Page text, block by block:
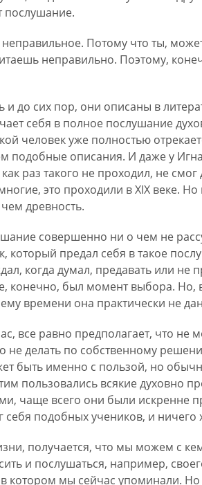
послушание.
Потому что ты,
неправильно. Поэтому,
и до сих пор, они описаны в
себя в полное послушание
человек уже полностью
подобные описания. И даже у
раз такого не проходил, не
это проходили в XIX веке.
древность.
совершенно ни о чем не
который предал себя в такое
когда думал, предавать или не
конечно, был момент выбора.
времени она практически не
все равно предполагает, что не
не делать по собственному
быть именно с пользой, но
пользовались всякие духовно
чаще всего они были
подобных учеников, и ничего
получается, что мы можем с
и послушаться, например,
котором мы сейчас упоминали.